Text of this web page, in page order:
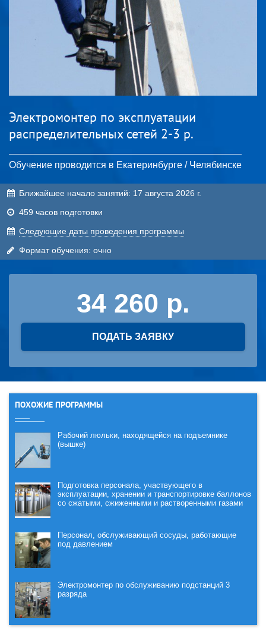
Электромонтер по эксплуатации
распределительных сетей 2-3 р.
Обучение проводится в Екатеринбурге / Челябинске
Ближайшее начало занятий: 17 августа 2026 г.
459 часов подготовки
Cледующие даты проведения программы
Формат обучения: очно
34 260
ПОДАТЬ ЗАЯВКУ
ПОХОЖИЕ ПРОГРАММЫ
Рабочий люльки, находящейся на подъемнике
(вышке)
Подготовка персонала, участвующего в
эксплуатации, хранении и транспортировке баллонов
со сжатыми, сжиженными и растворенными газами
Персонал, обслуживающий сосуды, работающие
под давлением
Электромонтер по обслуживанию подстанций 3
разряда